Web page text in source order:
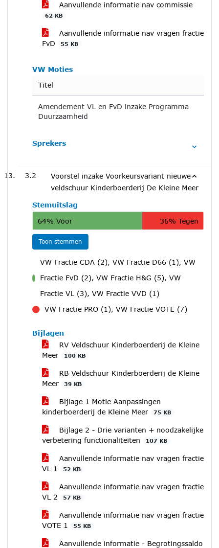
Aanvullende informatie nav commissie
62 KB
Aanvullende informatie nav vragen fractie
FvD
55 KB
VW Moties
Titel
Amendement VL en FvD inzake Programma
Duurzaamheid
Sprekers
3.2
Voorstel inzake Voorkeursvariant nieuwe
veldschuur Kinderboerderij De Kleine Meer
Stemuitslag
64% Voor
36% Tegen
Toon stemmen
VW Fractie CDA (2), VW Fractie D66 (1), VW
Fractie FvD (2), VW Fractie H&G (5), VW
Fractie VL (3), VW Fractie VVD (1)
VW Fractie PRO (1), VW Fractie VOTE (7)
Bijlagen
RV Veldschuur Kinderboerderij de Kleine
Meer
100 KB
RB Veldschuur Kinderboerderij de Kleine
Meer
39 KB
Bijlage 1 Motie Aanpassingen
kinderboerderij de Kleine Meer
75 KB
Bijlage 2 - Drie varianten + noodzakelijke
verbetering functionaliteiten
107 KB
Aanvullende informatie nav vragen fractie
VL 1
52 KB
Aanvullende informatie nav vragen fractie
VL 2
57 KB
Aanvullende informatie nav vragen fractie
VOTE 1
55 KB
Aanvullende informatie - Begrotingssaldo